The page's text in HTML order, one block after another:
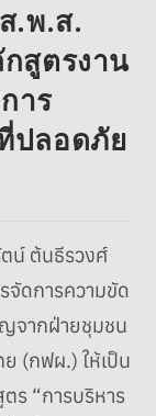
.พ.ส.
สูตรงาน
าร
ปลอดภัย
น์ ต้นธีรวงศ์
จัดการความขัด
จากฝ่ายชุมชน
(กฟผ.) ให้เป็น
ร “การบริหาร